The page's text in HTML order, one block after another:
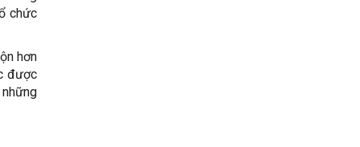
chức
hơn
được